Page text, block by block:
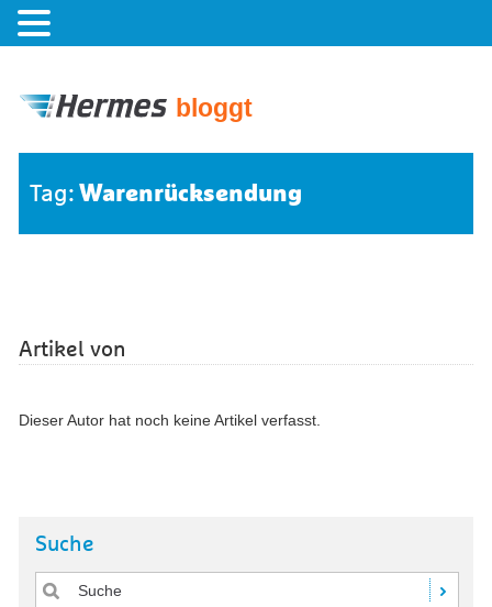
bloggt
Tag: Warenrücksendung
Artikel von
Dieser Autor hat noch keine Artikel verfasst.
Suche